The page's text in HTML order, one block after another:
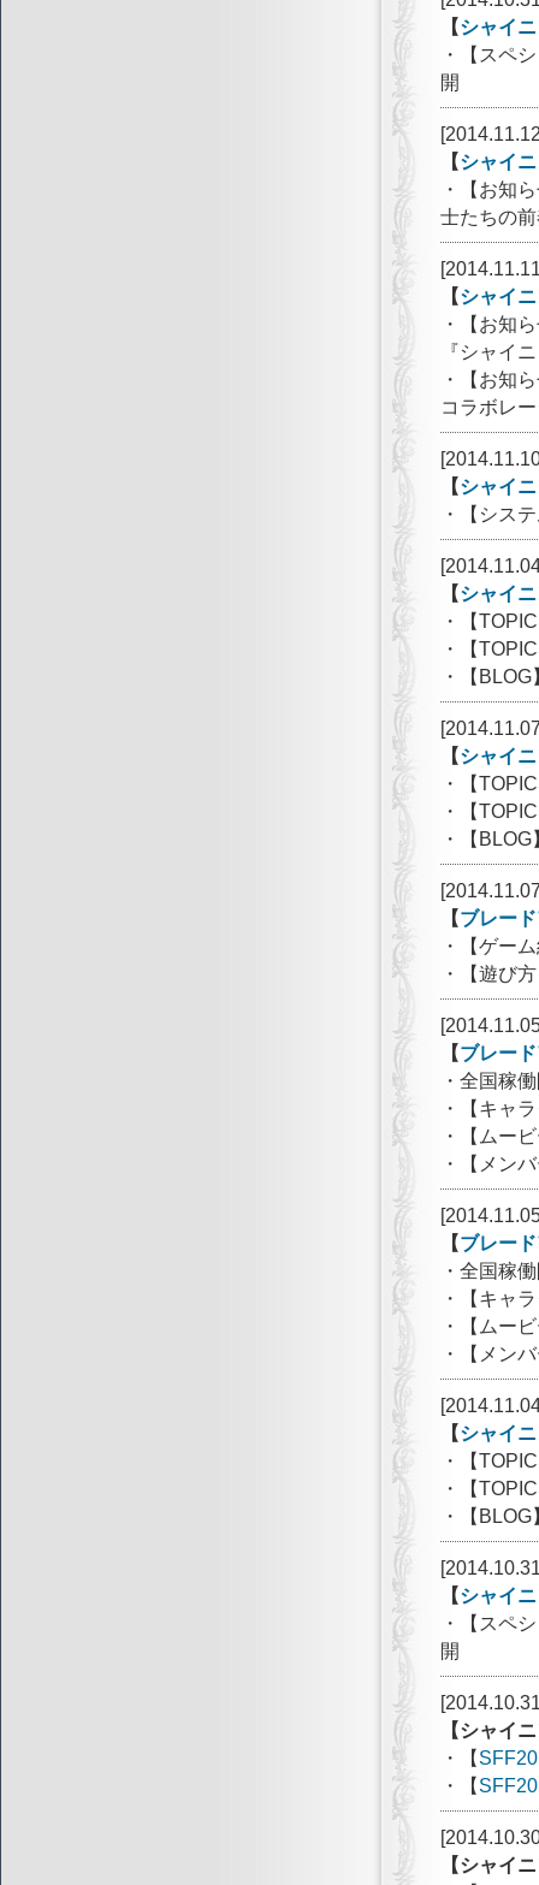
【シャイ
・【スペ
開
【シャイ
・【お知
士たちの
【シャイ
・【お知
『シャイ
・【お知
コラボレ
【シャイ
・【シス
【シャイ
・【
・【
・【
【シャイ
・【
・【
・【
【ブレー
・【ゲー
・【遊び
【ブレー
・全国稼
・【キャ
・【ムー
・【メン
【ブレー
・全国稼
・【キャ
・【ムー
・【メン
【シャイ
・【
・【
・【
【シャイ
・【スペ
開
【シャイ
・【
・【
【シャイ